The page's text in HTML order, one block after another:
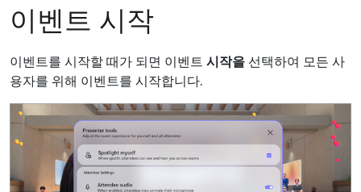
이벤트 시작
이벤트를 시작할 때가 되면 이벤트 시작을 선택하여 모든 사
용자를 위해 이벤트를 시작합니다.